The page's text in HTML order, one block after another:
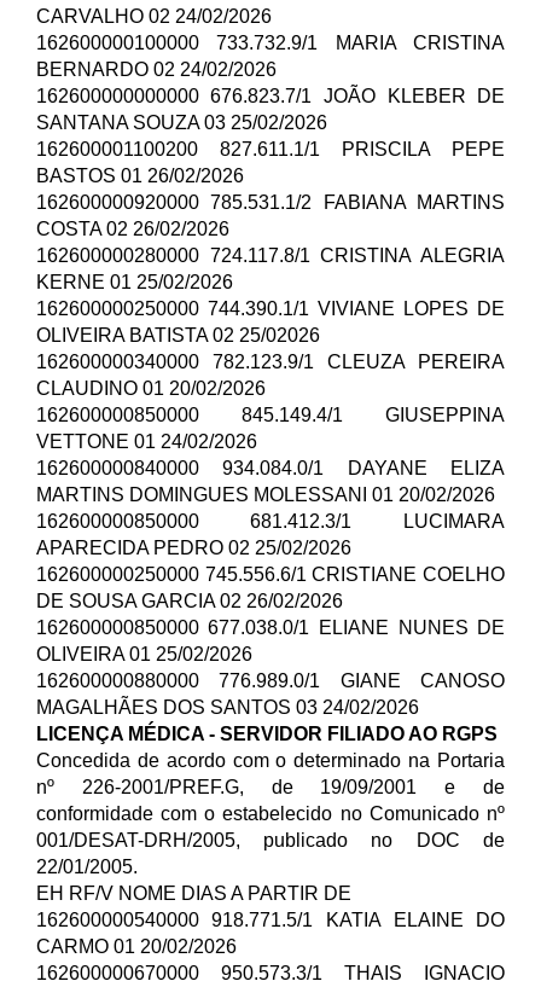
CARVALHO 02 24/02/2026
162600000100000 733.732.9/1 MARIA CRISTINA
BERNARDO 02 24/02/2026
162600000000000 676.823.7/1 JOÃO KLEBER DE
SANTANA SOUZA 03 25/02/2026
162600001100200 827.611.1/1 PRISCILA PEPE
BASTOS 01 26/02/2026
162600000920000 785.531.1/2 FABIANA MARTINS
COSTA 02 26/02/2026
162600000280000 724.117.8/1 CRISTINA ALEGRIA
KERNE 01 25/02/2026
162600000250000 744.390.1/1 VIVIANE LOPES DE
OLIVEIRA BATISTA 02 25/02026
162600000340000 782.123.9/1 CLEUZA PEREIRA
CLAUDINO 01 20/02/2026
162600000850000 845.149.4/1 GIUSEPPINA
VETTONE 01 24/02/2026
162600000840000 934.084.0/1 DAYANE ELIZA
MARTINS DOMINGUES MOLESSANI 01 20/02/2026
162600000850000 681.412.3/1 LUCIMARA
APARECIDA PEDRO 02 25/02/2026
162600000250000 745.556.6/1CRISTIANE COELHO
DE SOUSA GARCIA 02 26/02/2026
162600000850000 677.038.0/1 ELIANE NUNES DE
OLIVEIRA 01 25/02/2026
162600000880000 776.989.0/1 GIANE CANOSO
MAGALHÃES DOS SANTOS 03 24/02/2026
LICENÇA MÉDICA - SERVIDOR FILIADO AO RGPS
Concedida de acordo com o determinado na Portaria
nº 226-2001/PREF.G, de 19/09/2001 e de
conformidade com o estabelecido no Comunicado nº
001/DESAT-DRH/2005, publicado no DOC de
22/01/2005.
EH RF/V NOME DIAS A PARTIR DE
162600000540000 918.771.5/1 KATIA ELAINE DO
CARMO 01 20/02/2026
162600000670000 950.573.3/1 THAIS IGNACIO